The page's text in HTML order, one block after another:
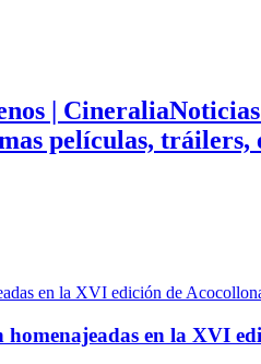
películas, tráilers,
homenajeadas en la XVI